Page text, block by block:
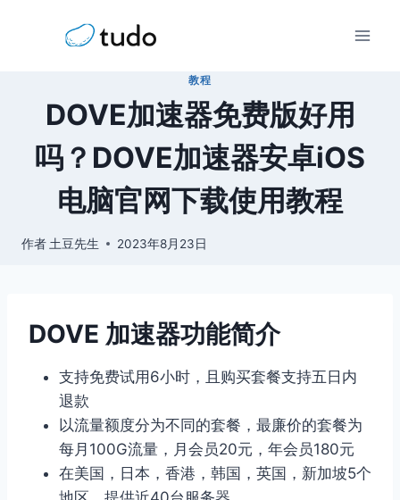
教程
DOVE加速器免费版好用
吗？DOVE加速器安卓iOS
电脑官网下载使用教程
作者 土豆先生 2023年8月23日
DOVE 加速器功能简介
支持免费试用6小时，且购买套餐支持五日内
退款
以流量额度分为不同的套餐，最廉价的套餐为
每月100G流量，月会员20元，年会员180元
在美国，日本，香港，韩国，英国，新加坡5个